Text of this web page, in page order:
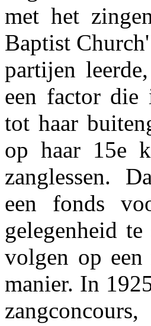
met het
Baptist
partijen
een factor die
tot haar
op haar 15e
zanglessen.
een fonds
gelegenheid
volgen op een
manier. In